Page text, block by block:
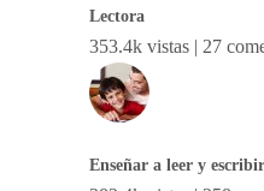
Lectora
353.4k vistas | 27
Enseñar a leer y